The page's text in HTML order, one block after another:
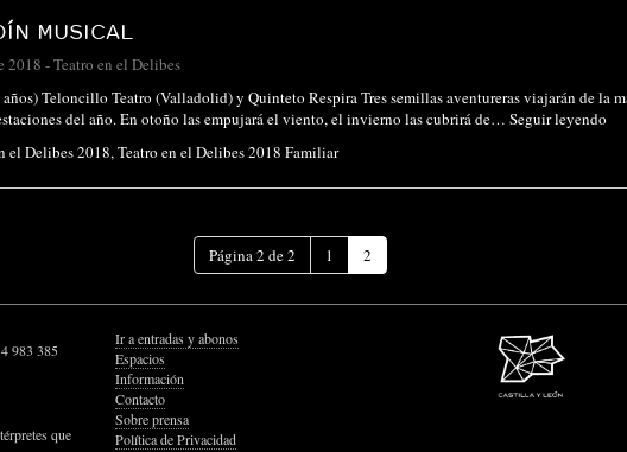
MUSICAL
2018 -Teatro en el Delibes
Teloncillo Teatro (Valladolid) y Quinteto Respira Tres semillas aventureras viajarán de la
del año. En otoño las empujará el viento, el invierno las cubrirá de… Seguir leyendo
el Delibes 2018, Teatro en el Delibes 2018 Familiar
Página 2 de 2 1 2(Página
actual)
983 385
que
Ir a entradas y abonos
Espacios
Información
Contacto
Sobre prensa
Política de Privacidad